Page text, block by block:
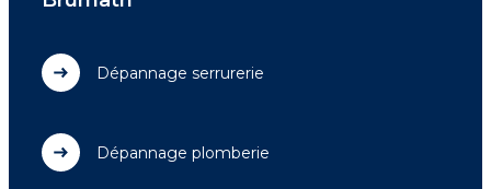
Dépannage serrurerie
Dépannage plomberie